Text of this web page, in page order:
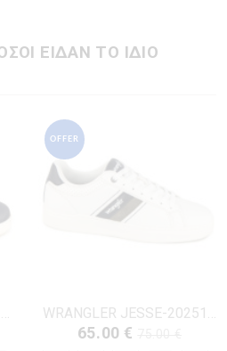
ΕΙΔΑΝ ΤΟ ΙΔΙΟ
WRANGLER BENNET-20251002 ΜΠΛΕ ECO-ΔΕΡΜΑ
OFFER
WRANGLER JESSE-20251012 ΛΕΥΚΟ ECO-ΔΕΡΜΑ
65.00 €